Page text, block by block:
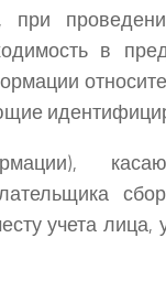
в
учета